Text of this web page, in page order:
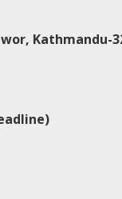
Kathmandu-